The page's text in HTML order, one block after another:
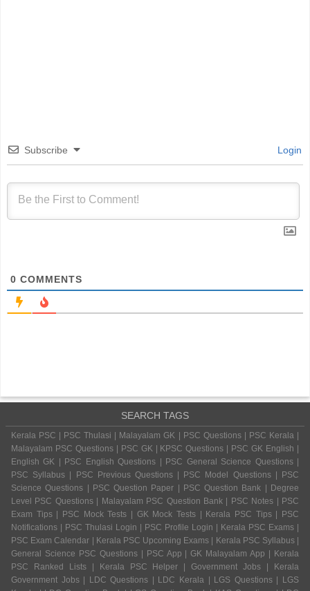
Subscribe Login
0 COMMENTS
SEARCH TAGS
Kerala PSC | PSC Thulasi | Malayalam GK | PSC Questions | PSC Kerala |
Malayalam PSC Questions | PSC GK | KPSC Questions | PSC GK English |
English GK | PSC English Questions | PSC General Science Questions |
PSC Syllabus | PSC Previous Questions | PSC Model Questions | PSC
Science Questions | PSC Question Paper | PSC Question Bank | Degree
Level PSC Questions | Malayalam PSC Question Bank | PSC Notes | PSC
Exam Tips | PSC Mock Tests | GK Mock Tests | Kerala PSC Tips | PSC
Notifications | PSC Thulasi Login | PSC Profile Login | Kerala PSC Exams |
PSC Exam Calendar | Kerala PSC Upcoming Exams | Kerala PSC Syllabus |
General Science PSC Questions | PSC App | GK Malayalam App | Kerala
PSC Ranked Lists | Kerala PSC Helper | Government Jobs | Kerala
Government Jobs | LDC Questions | LDC Kerala | LGS Questions | LGS